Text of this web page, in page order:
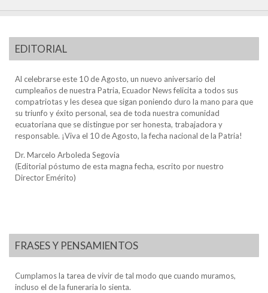
EDITORIAL
Al celebrarse este 10 de Agosto, un nuevo aniversario del
cumpleaños de nuestra Patria, Ecuador News felicita a todos sus
compatriotas y les desea que sigan poniendo duro la mano para que
su triunfo y éxito personal, sea de toda nuestra comunidad
ecuatoriana que se distingue por ser honesta, trabajadora y
responsable. ¡Viva el 10 de Agosto, la fecha nacional de la Patria!
Dr. Marcelo Arboleda Segovia
(Editorial póstumo de esta magna fecha, escrito por nuestro
Director Emérito)
FRASES Y PENSAMIENTOS
Cumplamos la tarea de vivir de tal modo que cuando muramos,
incluso el de la funeraria lo sienta.